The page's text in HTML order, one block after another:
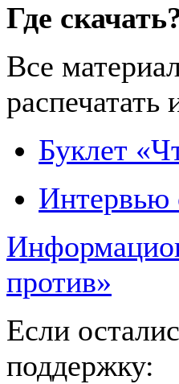
Где
Все
Буклет
Интервью
против»
Если
поддержку: